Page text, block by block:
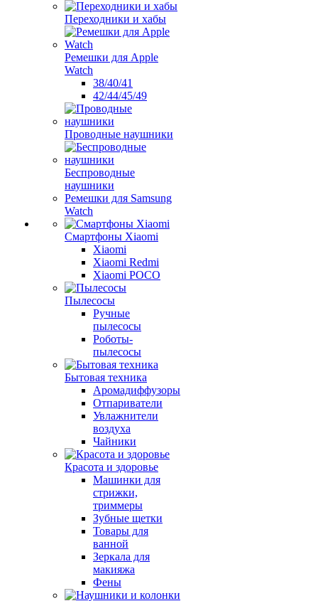
Переходники и хабы
Ремешки для Apple
Watch
38/40/41
42/44/45/49
Проводные наушники
Беспроводные
наушники
Ремешки для Samsung
Watch
Смартфоны Xiaomi
Xiaomi
Xiaomi Redmi
Xiaomi POCO
Пылесосы
Ручные
пылесосы
Роботы-
пылесосы
Бытовая техника
Аромадиффузоры
Отпариватели
Увлажнители
воздуха
Чайники
Красота и здоровье
Машинки для
стрижки,
триммеры
Зубные щетки
Товары для
ванной
Зеркала для
макияжа
Фены